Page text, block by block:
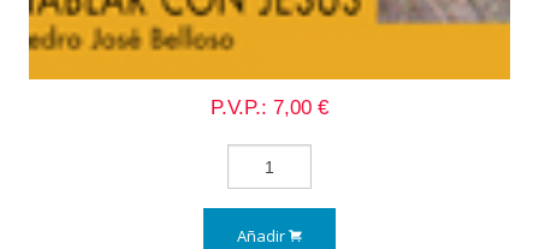
P.V.P.: 7,00 €
Añadir